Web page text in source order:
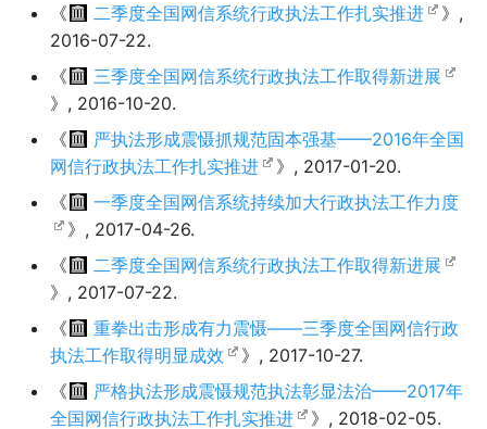
《 二季度全国网信系统行政执法工作扎实推进
》,
2016-07-22.
《
三季度全国网信系统行政执法工作取得新进展
》, 2016-10-20.
《
严执法形成震慑抓规范固本强基——2016年全国
网信行政执法工作扎实推进
》, 2017-01-20.
《
一季度全国网信系统持续加大行政执法工作力度
》, 2017-04-26.
《
二季度全国网信系统行政执法工作取得新进展
》, 2017-07-22.
《
重拳出击形成有力震慑——三季度全国网信行政
执法工作取得明显成效
》, 2017-10-27.
《
严格执法形成震慑规范执法彰显法治——2017年
全国网信行政执法工作扎实推进
》, 2018-02-05.